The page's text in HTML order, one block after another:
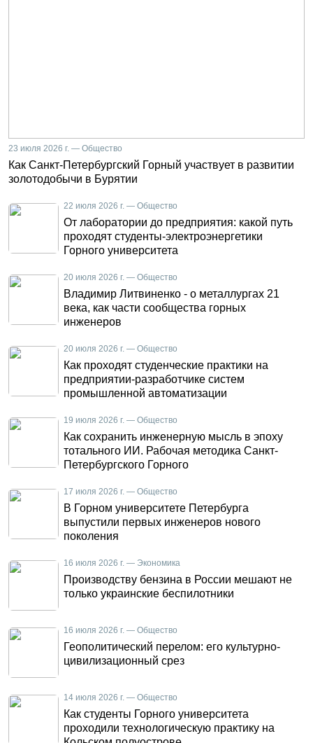
23 июля 2026 г. — Общество
Как Санкт-Петербургский Горный участвует в развитии
золотодобычи в Бурятии
22 июля 2026 г. — Общество
От лаборатории до предприятия: какой путь
проходят студенты-электроэнергетики
Горного университета
20 июля 2026 г. — Общество
Владимир Литвиненко - о металлургах 21
века, как части сообщества горных
инженеров
20 июля 2026 г. — Общество
Как проходят студенческие практики на
предприятии-разработчике систем
промышленной автоматизации
19 июля 2026 г. — Общество
Как сохранить инженерную мысль в эпоху
тотального ИИ. Рабочая методика Санкт-
Петербургского Горного
17 июля 2026 г. — Общество
В Горном университете Петербурга
выпустили первых инженеров нового
поколения
16 июля 2026 г. — Экономика
Производству бензина в России мешают не
только украинские беспилотники
16 июля 2026 г. — Общество
Геополитический перелом: его культурно-
цивилизационный срез
14 июля 2026 г. — Общество
Как студенты Горного университета
проходили технологическую практику на